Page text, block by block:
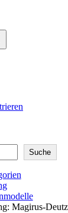
Suche
Magirus-